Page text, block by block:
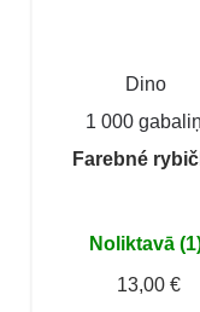
Dino
1 000
Farebné
Noliktavā
13,00 €